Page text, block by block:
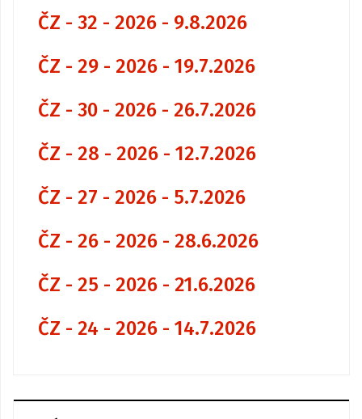
ČZ - 32 - 2026 - 9.8.2026
ČZ - 29 - 2026 - 19.7.2026
ČZ - 30 - 2026 - 26.7.2026
ČZ - 28 - 2026 - 12.7.2026
ČZ - 27 - 2026 - 5.7.2026
ČZ - 26 - 2026 - 28.6.2026
ČZ - 25 - 2026 - 21.6.2026
ČZ - 24 - 2026 - 14.7.2026